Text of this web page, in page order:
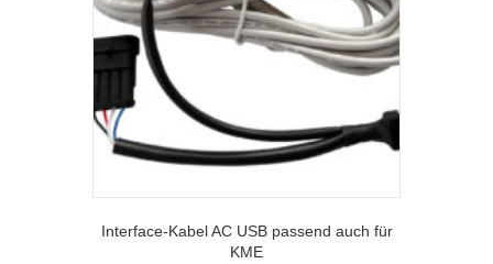
Interface-Kabel AC USB passend auch für
KME